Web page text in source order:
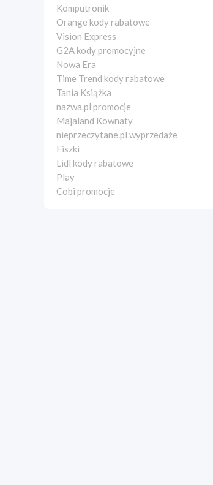
Komputronik
Orange kody rabatowe
Vision Express
G2A kody promocyjne
Nowa Era
Time Trend kody rabatowe
Tania Książka
nazwa.pl promocje
Majaland Kownaty
nieprzeczytane.pl wyprzedaże
Fiszki
Lidl kody rabatowe
Play
Cobi promocje